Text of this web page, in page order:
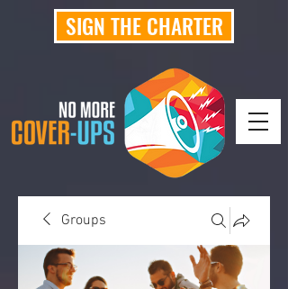
SIGN THE CHARTER
Groups